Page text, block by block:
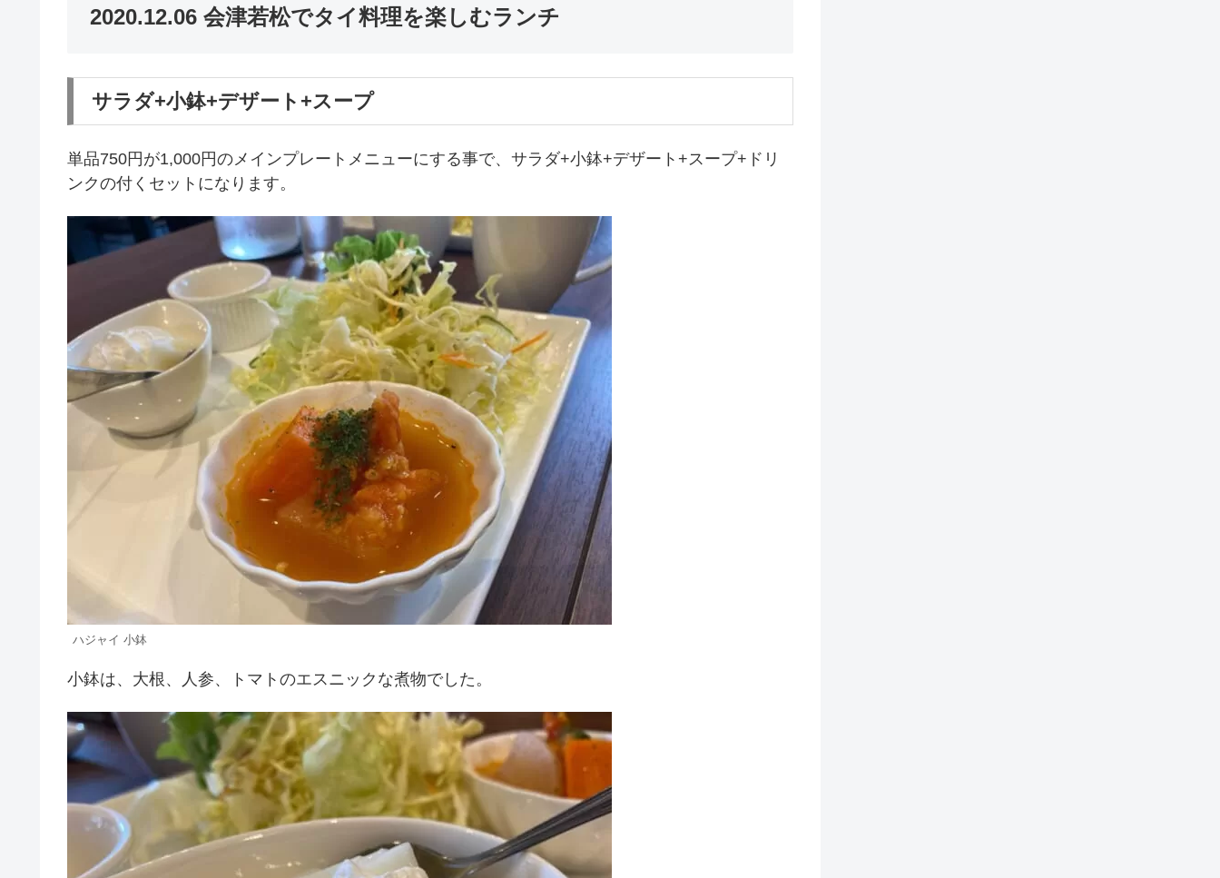
2020.12.06 会津若松でタイ料理を楽しむランチ
サラダ+小鉢+デザート+スープ
単品750円が1,000円のメインプレートメニューにする事で、サラダ+小鉢+デザート+スープ+ドリ
ンクの付くセットになります。
ハジャイ 小鉢
小鉢は、大根、人参、トマトのエスニックな煮物でした。